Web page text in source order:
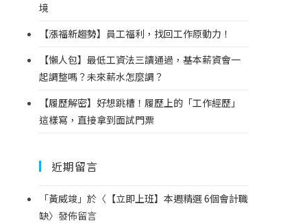
境
【漲福新趨勢】員工福利，找回工作原動力！
【懶人包】最低工資法三讀通過，基本薪資會一
起調整嗎？未來薪水怎麼調？
【履歷解密】好想跳槽！履歷上的「工作經歷」
這樣寫，直接拿到面試門票
近期留言
「黃威竣 」於〈 【立即上班】本週精選 6個會計職
缺〉發佈留言